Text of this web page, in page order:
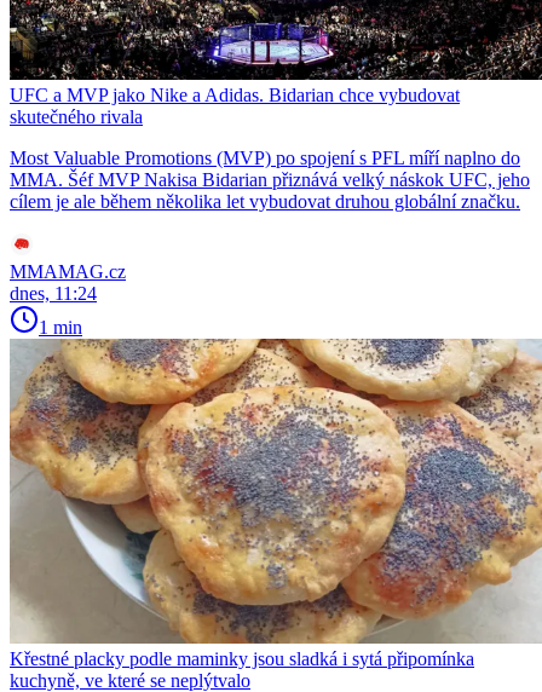
UFC a MVP jako Nike a Adidas. Bidarian chce vybudovat
skutečného rivala
Most Valuable Promotions (MVP) po spojení s PFL míří naplno do
MMA. Šéf MVP Nakisa Bidarian přiznává velký náskok UFC, jeho
cílem je ale během několika let vybudovat druhou globální značku.
MMAMAG.cz
dnes, 11:24
1 min
Křestné placky podle maminky jsou sladká i sytá připomínka
kuchyně, ve které se neplýtvalo